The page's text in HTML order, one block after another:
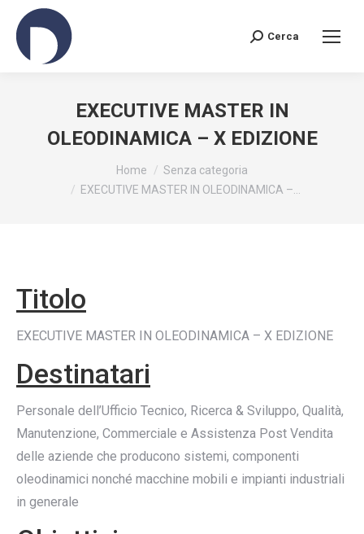
Search:
Cerca
EXECUTIVE MASTER IN
OLEODINAMICA – X EDIZIONE
Home
Senza categoria
EXECUTIVE MASTER IN OLEODINAMICA –…
Titolo
EXECUTIVE MASTER IN OLEODINAMICA – X EDIZIONE
Destinatari
Personale dell’Ufficio Tecnico, Ricerca & Sviluppo, Qualità,
Manutenzione, Commerciale e Assistenza Post Vendita
delle aziende che producono sistemi, componenti
oleodinamici nonché macchine mobili e impianti industriali
in generale